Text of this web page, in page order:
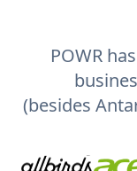
POWR
(besides